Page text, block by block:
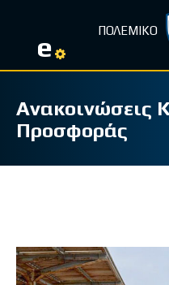
e ΠΟΛΕΜΙΚΟ
Ανακοινώσεις
Προσφοράς